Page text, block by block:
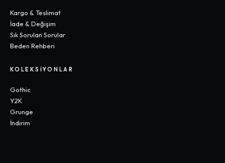
Kargo & Teslimat
İade & Değişim
Sık Sorulan Sorular
Beden Rehberi
KOLEKSIYONLAR
Gothic
Y2K
Grunge
İndirim